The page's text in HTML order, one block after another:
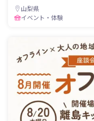
山梨県
イベント・体験